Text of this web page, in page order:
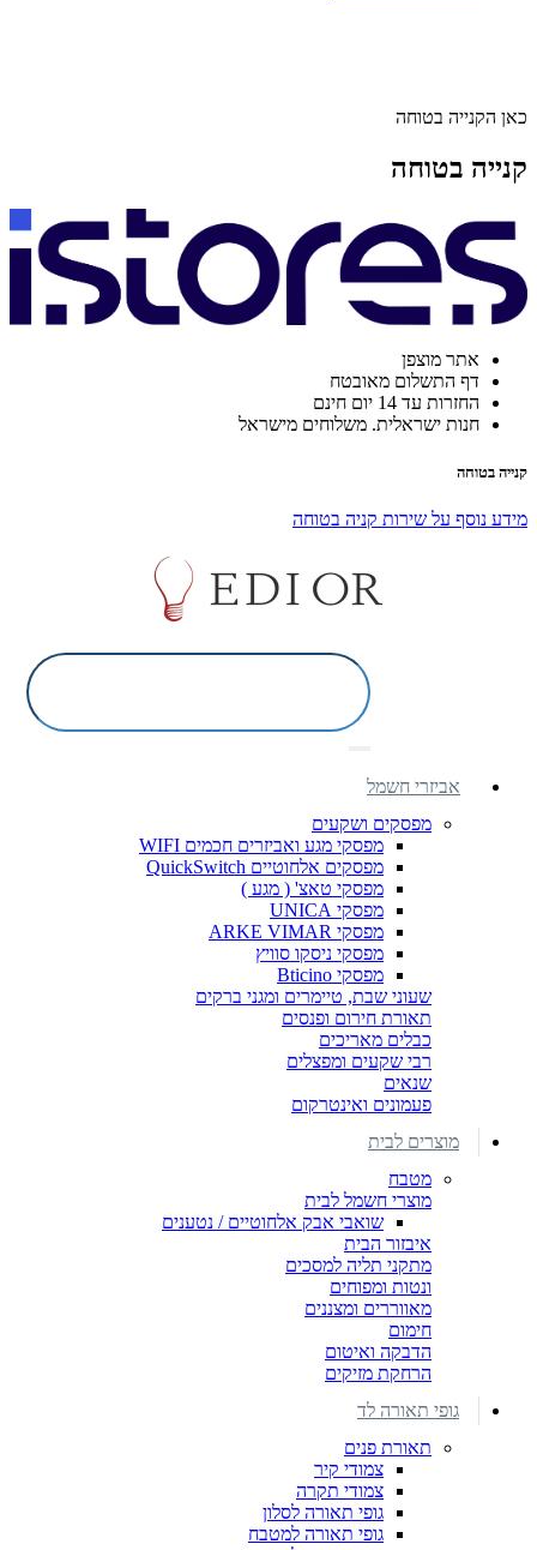
כאן הקנייה בטוחה
קנייה בטוחה
אתר מוצפן
דף התשלום מאובטח
החזרות עד 14 יום חינם
חנות ישראלית. משלוחים מישראל
קנייה בטוחה
מידע נוסף על שירות קניה בטוחה
אביזרי חשמל
מפסקים ושקעים
מפסקי מגע ואביזרים חכמים WIFI
מפסקים אלחוטיים QuickSwitch
מפסקי טאצ' ( מגע )
מפסקי UNICA
מפסקי ARKE VIMAR
מפסקי ניסקו סוויץ
מפסקי Bticino
שעוני שבת, טיימרים ומגני ברקים
תאורת חירום ופנסים
כבלים מאריכים
רבי שקעים ומפצלים
שנאים
פעמונים ואינטרקום
מוצרים לבית
מטבח
מוצרי חשמל לבית
שואבי אבק אלחוטיים / נטענים
איבזור הבית
מתקני תליה למסכים
ונטות ומפוחים
מאווררים ומצננים
חימום
הדבקה ואיטום
הרחקת מזיקים
גופי תאורה לד
תאורת פנים
צמודי קיר
צמודי תקרה
גופי תאורה לסלון
גופי תאורה למטבח